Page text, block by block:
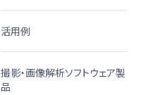
活用例
撮影・画像解析ソフトウェア製
品